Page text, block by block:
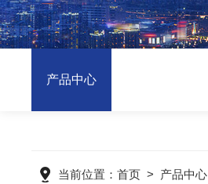
产品中心
当前位置：首页 > 产品中心